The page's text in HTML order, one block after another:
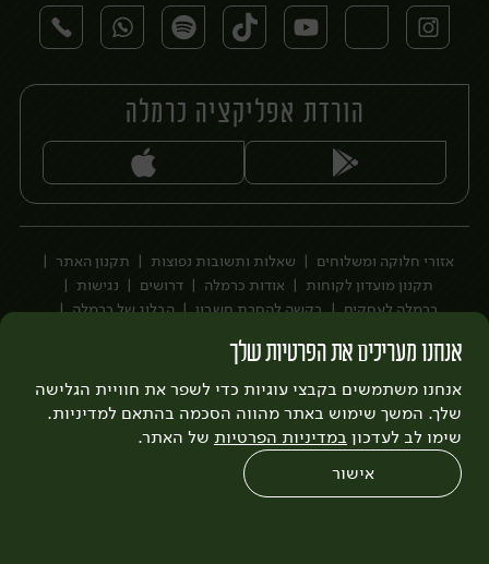
יח׳
אנחנו מעריכים את הפרטיות שלך
אנחנו משתמשים בקבצי עוגיות כדי לשפר את חוויית הגלישה
שלך. המשך שימוש באתר מהווה הסכמה בהתאם למדיניות.
שימו לב לעדכון במדיניות הפרטיות של האתר.
אישור
הורדת אפליקציה כרמלה
אזורי חלוקה ומשלוחים שאלות ותשובות נפוצות
תקנון האתר
תקנון מועדון לקוחות
אודות כרמלה דרושים
נגישות
כרמלה לעסקים
בקשה להסרת חשבון
הבלוג של כרמלה
עיצוב:3bearsפיתוח:Quatro